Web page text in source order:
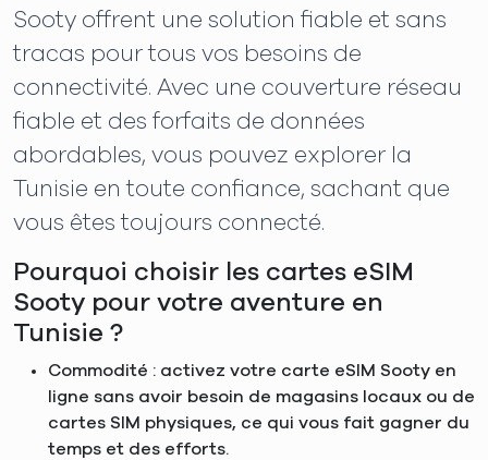
Sooty offrent une solution fiable et sans
tracas pour tous vos besoins de
connectivité. Avec une couverture réseau
fiable et des forfaits de données
abordables, vous pouvez explorer la
Tunisie en toute confiance, sachant que
vous êtes toujours connecté.
Pourquoi choisir les cartes eSIM
Sooty pour votre aventure en
Tunisie ?
Commodité : activez votre carte eSIM Sooty en
ligne sans avoir besoin de magasins locaux ou de
cartes SIM physiques, ce qui vous fait gagner du
temps et des efforts.